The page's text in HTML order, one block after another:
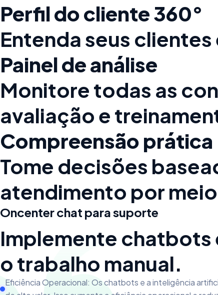
Perfil do cliente 360°
Entenda seus
Painel de análise
Monitore todas as
avaliação e
Compreensão prática
Tome decisões
atendimento por
Oncenter chat para suporte
Implemente chatbots
o trabalho manual.
Eficiência Operacional: Os chatbots e a inteligência